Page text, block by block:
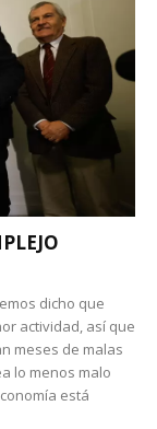
dicho que
actividad, así que
meses de malas
lo menos malo
está